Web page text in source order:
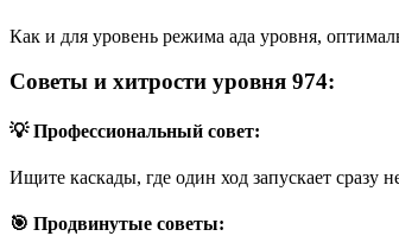
Как и для уровень режима ада уровня,
Советы и хитрости уровня 974:
💡 Профессиональный совет:
Ищите каскады, где один ход запускает сразу
🎯 Продвинутые советы: